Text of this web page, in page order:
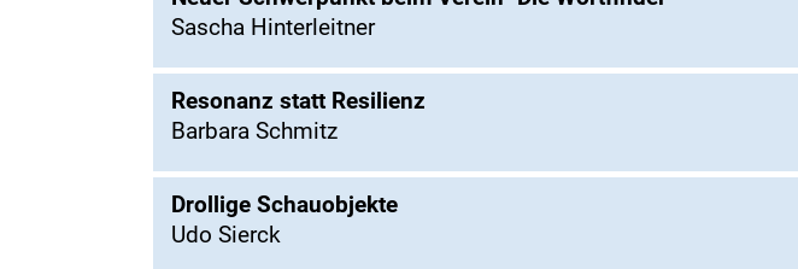
Sascha Hinterleitner
Resonanz statt Resilienz
Barbara Schmitz
Drollige Schauobjekte
Udo Sierck